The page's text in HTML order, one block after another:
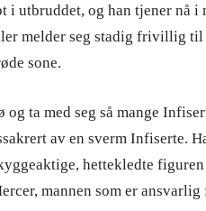
i utbruddet, og han tjener nå
melder seg stadig frivillig til
sone.
og ta med seg så mange
av en sverm Infiserte.
hettekledte
mannen som er